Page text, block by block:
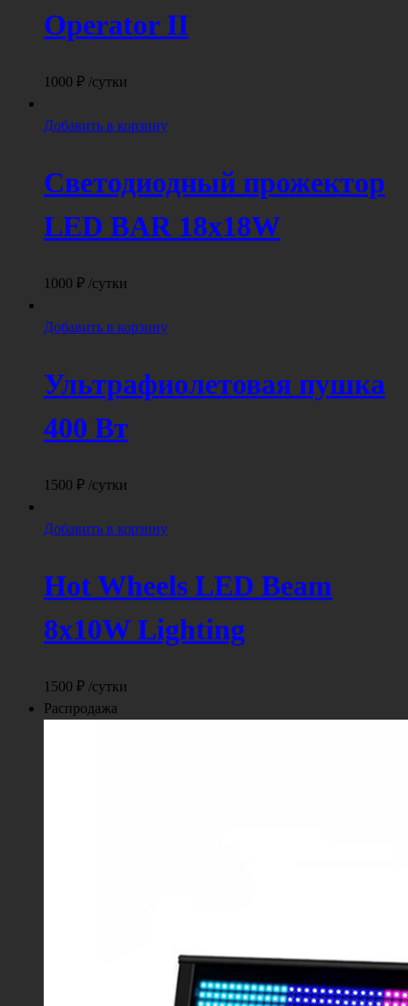
Operator II
1000 ₽ /сутки
Добавить в корзину
Светодиодный прожектор
LED BAR 18x18W
1000 ₽ /сутки
Добавить в корзину
Ультрафиолетовая пушка
400 Вт
1500 ₽ /сутки
Добавить в корзину
Hot Wheels LED Beam
8x10W Lighting
1500 ₽ /сутки
Распродажа